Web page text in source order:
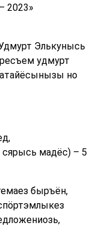
2023»
Элькунысь
удмурт
но
мадёс) – 5
быръён,